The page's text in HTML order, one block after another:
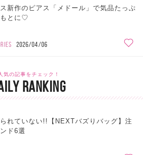
新作のピアス「メドール」で気品たっぷ
とに♡
2026/04/06
気の記事をチェック！
RANKING
れていない!!【NEXTバズりバッグ】注
ド6選